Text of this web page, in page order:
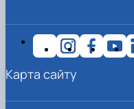
Карта сайту